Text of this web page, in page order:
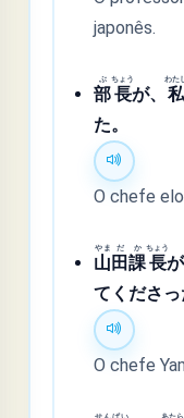
japonês.
部
ぶ
長
ちょう
が、 私
わた
た。
O chefe
山
やま
田
だ
課
か
長
ちょう
が
てくださっ
O chefe
せん ぱい あたら